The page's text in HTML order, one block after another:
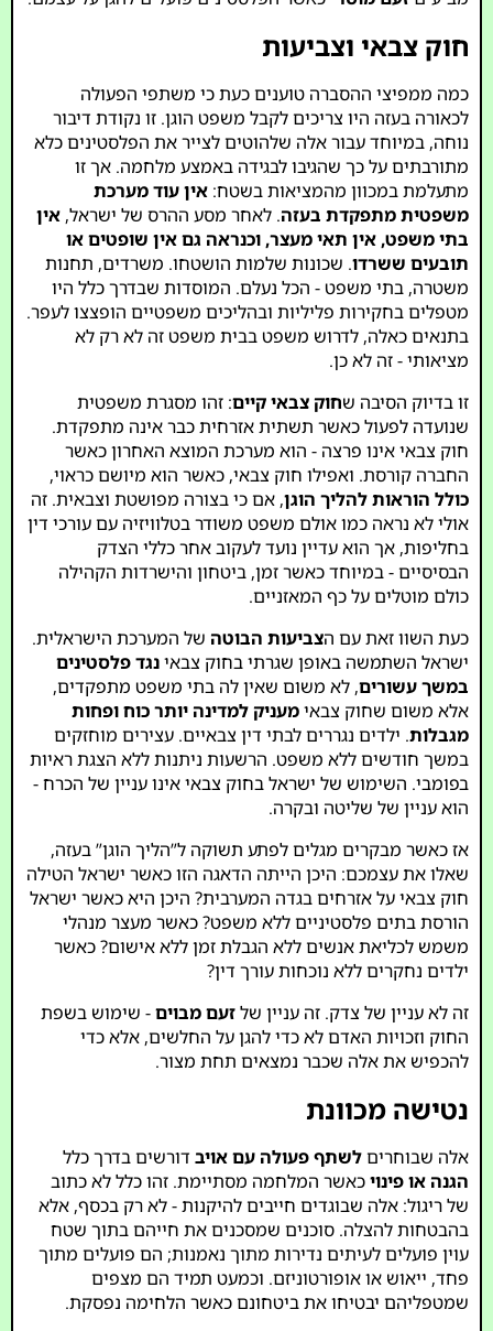
חוק צבאי וצביעות
כמה ממפיצי ההסברה טוענים כעת כי משתפי הפעולה
לכאורה בעזה היו צריכים לקבל משפט הוגן. זו נקודת דיבור
נוחה, במיוחד עבור אלה שלהוטים לצייר את הפלסטינים כלא
מתורבתים על כך שהגיבו לבגידה באמצע מלחמה. אך זו
מתעלמת במכוון מהמציאות בשטח:אין עוד מערכת
משפטית מתפקדת בעזה. לאחר מסע ההרס של ישראל,אין
בתי משפט, אין תאי מעצר, וכנראה גם אין שופטים או
תובעים ששרדו. שכונות שלמות הושטחו. משרדים, תחנות
משטרה, בתי משפט - הכל נעלם. המוסדות שבדרך כלל היו
מטפלים בחקירות פליליות ובהליכים משפטיים הופצצו לעפר.
בתנאים כאלה, לדרוש משפט בבית משפט זה לא רק לא
מציאותי - זה לא כן.
זו בדיוק הסיבה שחוק צבאי קיים: זהו מסגרת משפטית
שנועדה לפעול כאשר תשתית אזרחית כבר אינה מתפקדת.
חוק צבאי אינו פרצה - הוא מערכת המוצא האחרון כאשר
החברה קורסת. ואפילו חוק צבאי, כאשר הוא מיושם כראוי,
כולל הוראות להליך הוגן, אם כי בצורה מפושטת וצבאית. זה
אולי לא נראה כמו אולם משפט משודר בטלוויזיה עם עורכי דין
בחליפות, אך הוא עדיין נועד לעקוב אחר כללי הצדק
הבסיסיים - במיוחד כאשר זמן, ביטחון והישרדות הקהילה
כולם מוטלים על כף המאזניים.
כעת השוו זאת עם הצביעות הבוטה של המערכת הישראלית.
ישראל השתמשה באופן שגרתי בחוק צבאינגד פלסטינים
במשך עשורים, לא משום שאין לה בתי משפט מתפקדים,
אלא משום שחוק צבאימעניק למדינה יותר כוח ופחות
מגבלות. ילדים נגררים לבתי דין צבאיים. עצירים מוחזקים
במשך חודשים ללא משפט. הרשעות ניתנות ללא הצגת ראיות
בפומבי. השימוש של ישראל בחוק צבאי אינו עניין של הכרח -
הוא עניין של שליטה ובקרה.
אז כאשר מבקרים מגלים לפתע תשוקה ל”הליך הוגן” בעזה,
שאלו את עצמכם: היכן הייתה הדאגה הזו כאשר ישראל הטילה
חוק צבאי על אזרחים בגדה המערבית? היכן היא כאשר ישראל
הורסת בתים פלסטיניים ללא משפט? כאשר מעצר מנהלי
משמש לכליאת אנשים ללא הגבלת זמן ללא אישום? כאשר
ילדים נחקרים ללא נוכחות עורך דין?
זה לא עניין של צדק. זה עניין שלזעם מבוים- שימוש בשפת
החוק וזכויות האדם לא כדי להגן על החלשים, אלא כדי
להכפיש את אלה שכבר נמצאים תחת מצור.
נטישה מכוונת
אלה שבוחריםלשתף פעולה עם אויב דורשים בדרך כלל
הגנה או פינויכאשר המלחמה מסתיימת. זהו כלל לא כתוב
של ריגול: אלה שבוגדים חייבים להיקנות - לא רק בכסף, אלא
בהבטחות להצלה. סוכנים שמסכנים את חייהם בתוך שטח
עוין פועלים לעיתים נדירות מתוך נאמנות; הם פועלים מתוך
פחד, ייאוש או אופורטוניזם. וכמעט תמיד הם מצפים
שמטפליהם יבטיחו את ביטחונם כאשר הלחימה נפסקת.